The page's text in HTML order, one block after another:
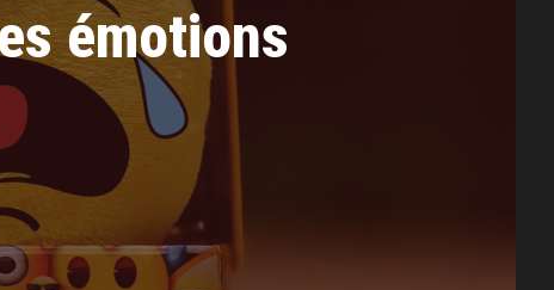
émotions